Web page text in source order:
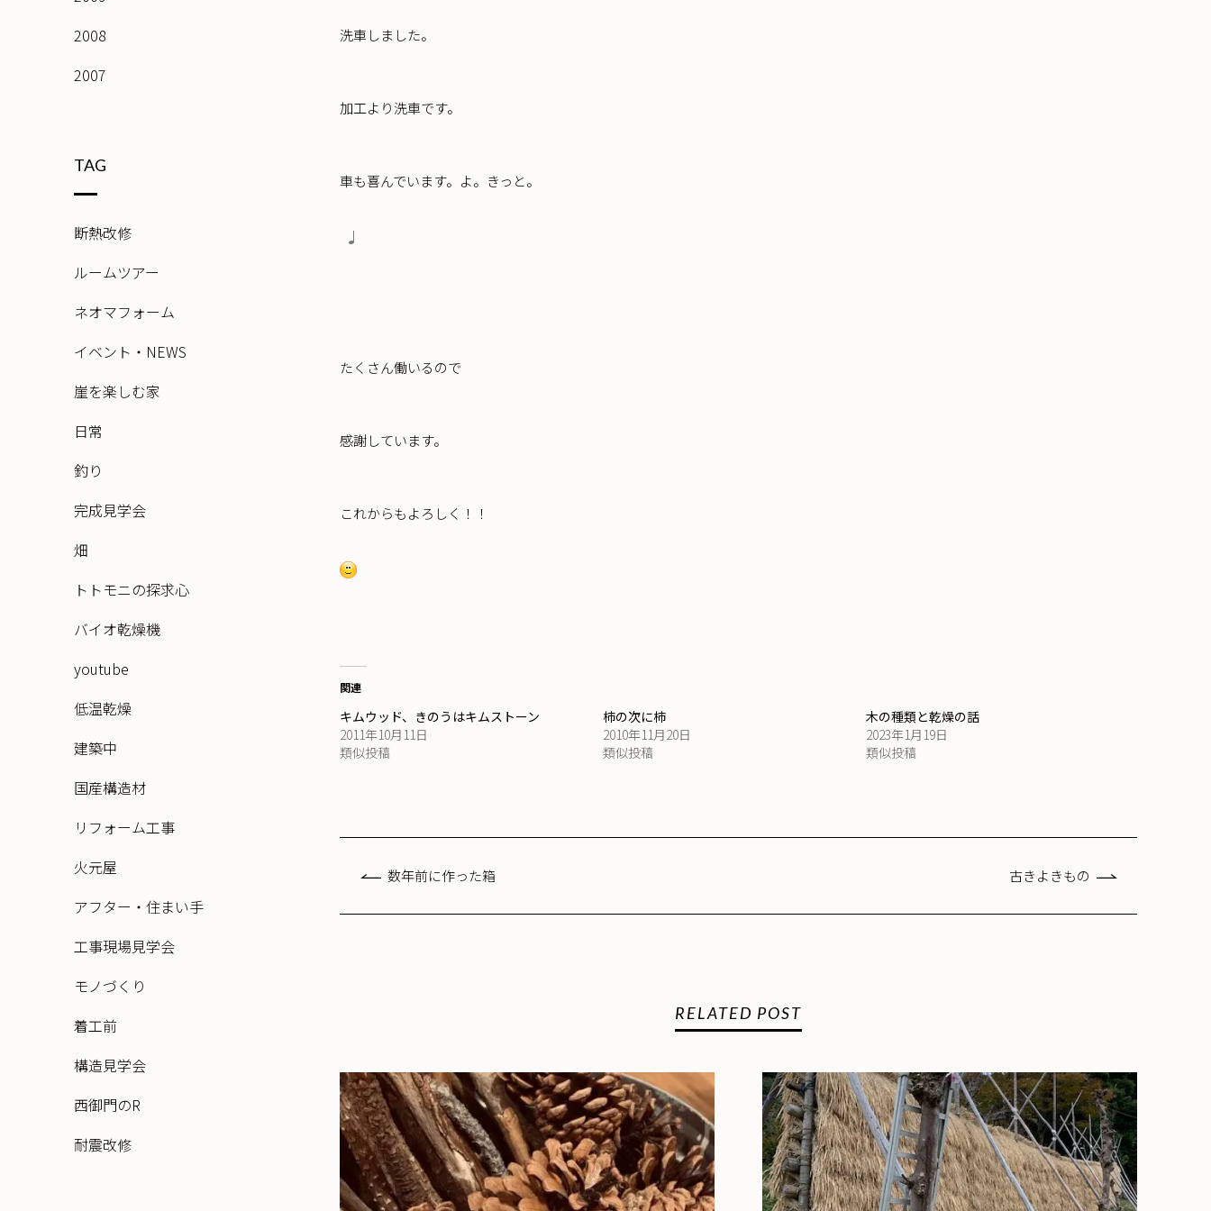
洗車しました。
加工より洗車です。
車も喜んでいます。よ。きっと。
たくさん働いるので
感謝しています。
これからもよろしく！！
関連
キムウッド、きのうはキムストーン
2011年10月11日
類似投稿
柿の次に柿
2010年11月20日
類似投稿
木の種類と乾燥の話
2023年1月19日
類似投稿
数年前に作った箱 古きよきもの
RELATED POST
2008
2007
TAG
断熱改修
ルームツアー
ネオマフォーム
イベント・NEWS
崖を楽しむ家
日常
釣り
完成見学会
畑
トトモニの探求心
バイオ乾燥機
youtube
低温乾燥
建築中
国産構造材
リフォーム工事
火元屋
アフター・住まい手
工事現場見学会
モノづくり
着工前
構造見学会
西御門のR
耐震改修